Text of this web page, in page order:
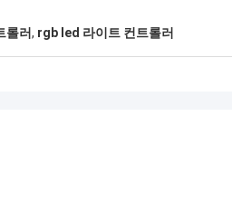
롤러, rgb led 라이트 컨트롤러